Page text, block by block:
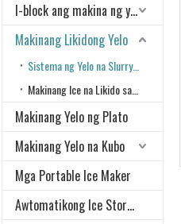
I-block ang makina ng yelo
Makinang Likidong Yelo
Sistema ng Yelo na Slurry sa Tubig-tabang
Makinang Ice na Likido sa Tubig-alat
Makinang Yelo ng Plato
Makinang Yelo na Kubo
Mga Portable Ice Maker
Awtomatikong Ice Storage at Delivery System